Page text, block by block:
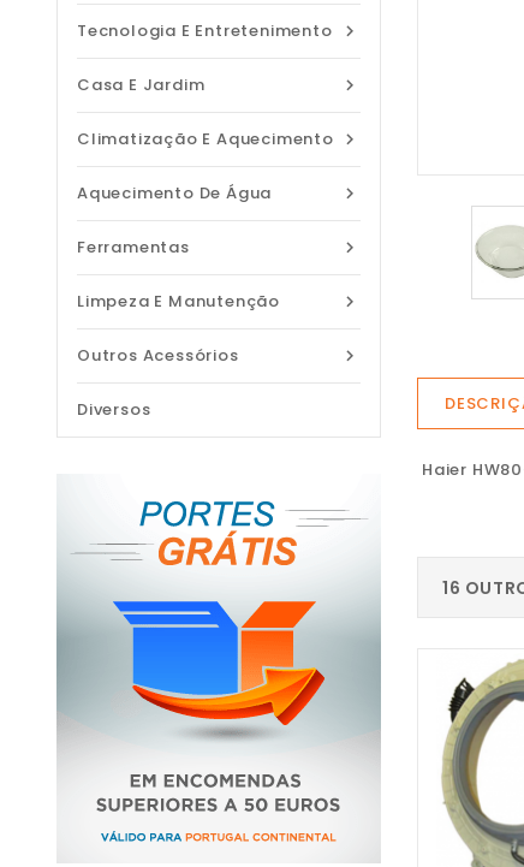

Tecnologia E Entretenimento

Casa E Jardim

Climatização E Aquecimento

Aquecimento De Água

Ferramentas

Limpeza E Manutenção

Outros Acessórios
Diversos
Haier
16